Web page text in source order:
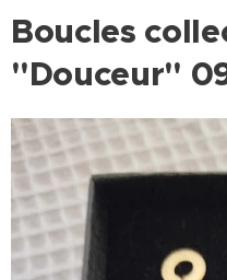
Boucles
"Douceur"